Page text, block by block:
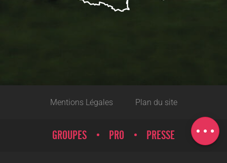
Carte
Mentions Légales Plan du site
GROUPES PRO PRESSE